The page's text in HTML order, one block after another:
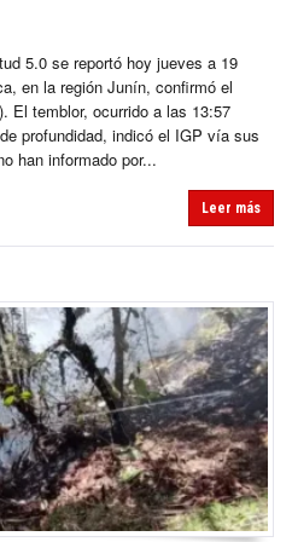
5.0 se reportó hoy jueves a 19
en la región Junín, confirmó el
El temblor, ocurrido a las 13:57
profundidad, indicó el IGP vía sus
han informado por...
Leer más